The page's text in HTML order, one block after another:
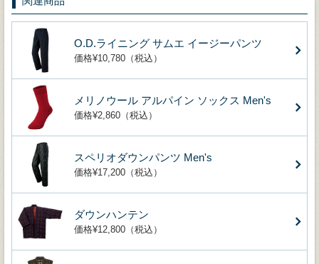
O.D.ライニング サムエ イージーパンツ
価格¥10,780（税込）
メリノウール アルパイン ソックス Men's
価格¥2,860（税込）
スペリオダウンパンツ Men's
価格¥17,200（税込）
ダウンハンテン
価格¥12,800（税込）